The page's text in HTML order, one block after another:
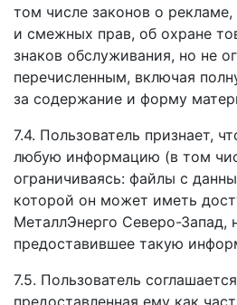
том числе законов о
и смежных прав, об охране
знаков обслуживания, но не
перечисленным, включая
за содержание и форму
7.4. Пользователь признает,
любую информацию (в том
ограничиваясь: файлы с
которой он может иметь
МеталлЭнерго Северо-Запад,
предоставившее такую
7.5. Пользователь